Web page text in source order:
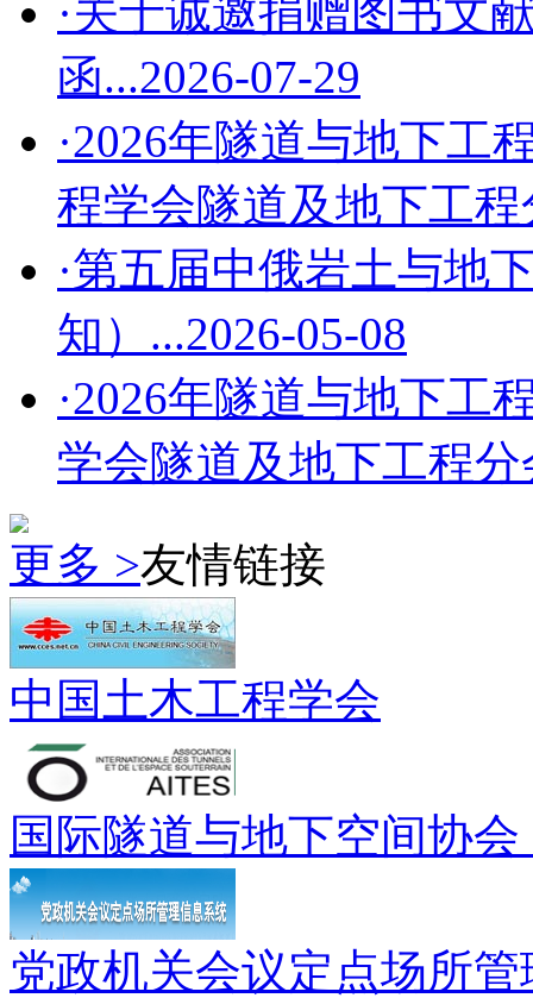
·关于诚邀捐赠图书文
函...2026-07-29
·2026年隧道与地下工
程学会隧道及地下工
·第五届中俄岩土与地
知）...2026-05-08
·2026年隧道与地下工
学会隧道及地下工程
更多 >友情链接
中国土木工程学会
国际隧道与地下空间协
党政机关会议定点场所